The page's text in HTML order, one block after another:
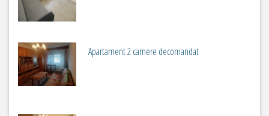
Apartament 2 camere decomandat